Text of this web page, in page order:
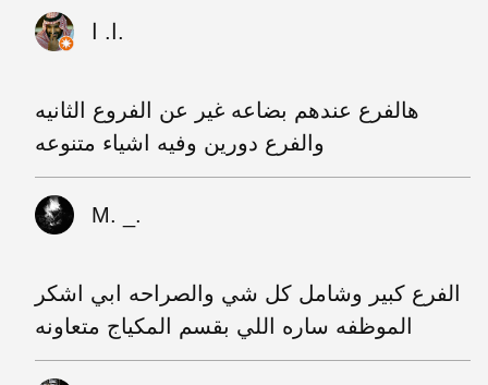
ا. ا.
هالفرع عندهم بضاعه غير عن الفروع الثانيه
والفرع دورين وفيه اشياء متنوعه
M. _.
الفرع كبير وشامل كل شي والصراحه ابي اشكر
الموظفه ساره اللي بقسم المكياج متعاونه